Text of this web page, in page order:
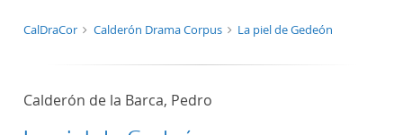
CalDraCor Calderón Drama Corpus La piel de Gedeón
Calderón de la Barca, Pedro